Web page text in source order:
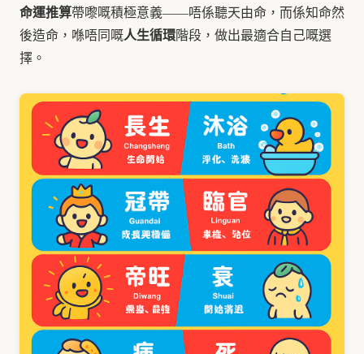
命運推算帶嚟嘅積極意義——唔係聽天由命，而係知命然
後造命，喺唔同嘅人生循環階段，做出最適合自己嘅選
擇。